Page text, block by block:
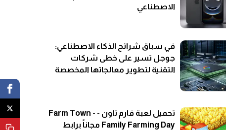
الاصطناعي
في سباق شرائح الذكاء الاصطناعي:
جوجل تسير على خطى شركات
التقنية لتطوير معالجاتها المخصصة
تحميل لعبة فارم تاون - Farm Town -
Family Farming Day مجاناً برابط